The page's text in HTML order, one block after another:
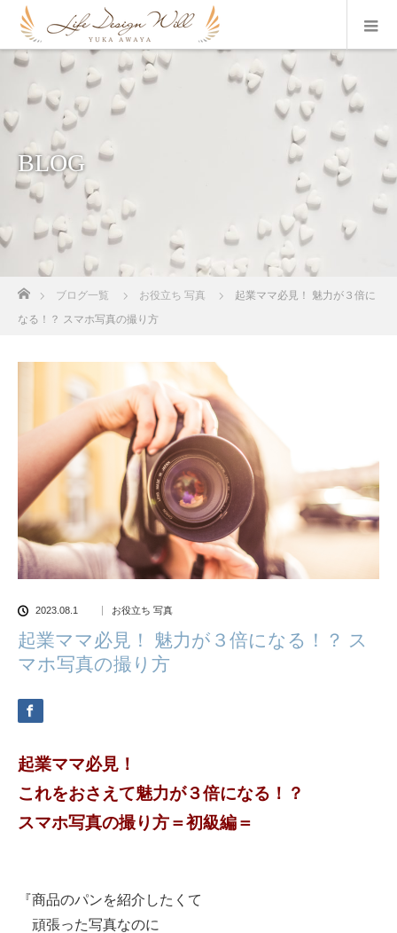
BLOG
ブログ一覧 お役立ち 写真
起業ママ必見！ 魅力が３倍に
なる！？ スマホ写真の撮り方
2023.08.1 お役立ち 写真
起業ママ必見！ 魅力が３倍になる！？ ス
マホ写真の撮り方
起業ママ必見！
これをおさえて魅力が３倍になる！？
スマホ写真の撮り方＝初級編＝
『商品のパンを紹介したくて
頑張った写真なのに